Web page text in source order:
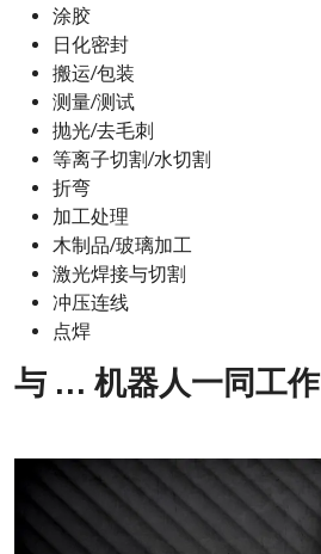
涂胶
日化密封
搬运/包装
测量/测试
抛光/去毛刺
等离子切割/水切割
折弯
加工处理
木制品/玻璃加工
激光焊接与切割
冲压连线
点焊
与 … 机器人一同工作